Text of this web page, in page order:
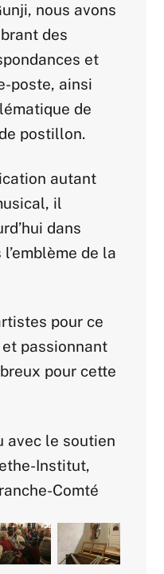
nous avons
des
et
poste, ainsi
de
postillon.
autant
il
dans
de la
pour ce
passionnant
pour cette
avec le soutien
Institut,
Comté